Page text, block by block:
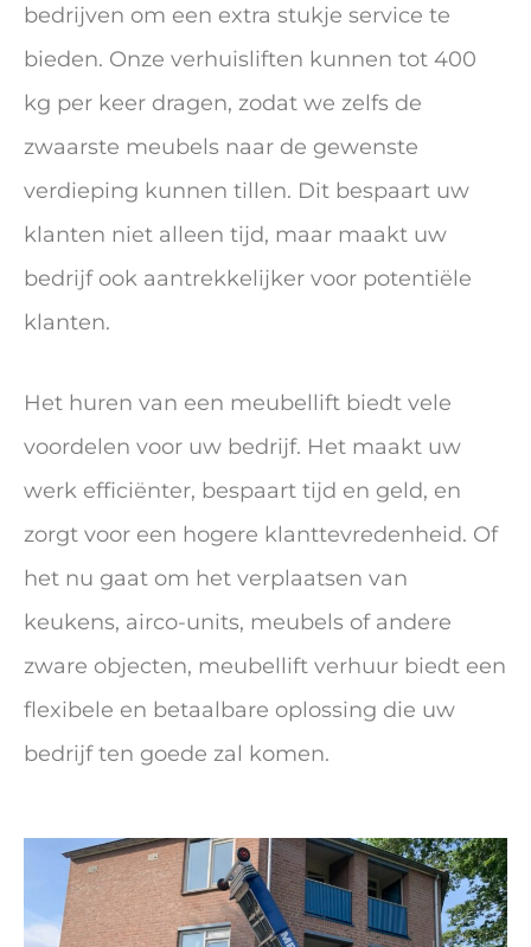
bedrijven om een extra stukje service te
bieden. Onze verhuisliften kunnen tot 400
kg per keer dragen, zodat we zelfs de
zwaarste meubels naar de gewenste
verdieping kunnen tillen. Dit bespaart uw
klanten niet alleen tijd, maar maakt uw
bedrijf ook aantrekkelijker voor potentiële
klanten.
Het huren van een meubellift biedt vele
voordelen voor uw bedrijf. Het maakt uw
werk efficiënter, bespaart tijd en geld, en
zorgt voor een hogere klanttevredenheid. Of
het nu gaat om het verplaatsen van
keukens, airco-units, meubels of andere
zware objecten, meubellift verhuur biedt een
flexibele en betaalbare oplossing die uw
bedrijf ten goede zal komen.